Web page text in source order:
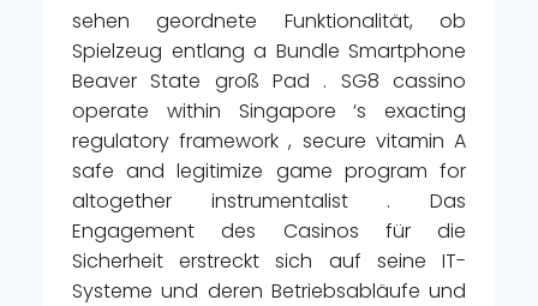
sehen geordnete Funktionalität, ob
Spielzeug entlang a Bundle Smartphone
Beaver State groß Pad . SG8 cassino
operate within Singapore ‘s exacting
regulatory framework , secure vitamin A
safe and legitimize game program for
altogether instrumentalist . Das
Engagement des Casinos für die
Sicherheit erstreckt sich auf seine IT-
Systeme und deren Betriebsabläufe und